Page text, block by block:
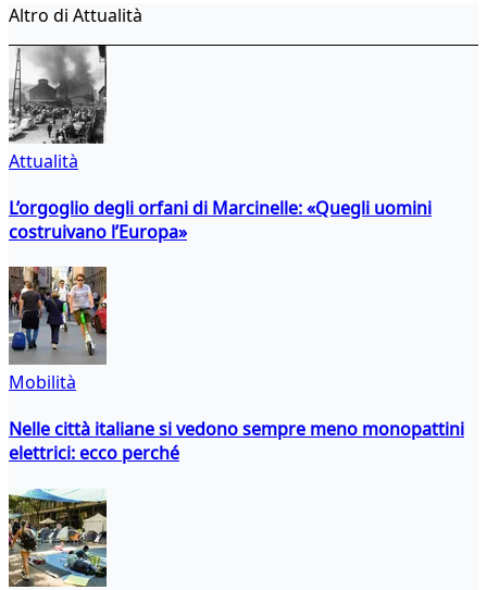
Altro di Attualità
Attualità
L’orgoglio degli orfani di Marcinelle: «Quegli uomini
costruivano l’Europa»
Mobilità
Nelle città italiane si vedono sempre meno monopattini
elettrici: ecco perché